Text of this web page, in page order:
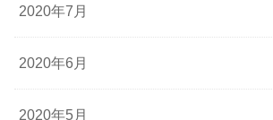
2020年7月
2020年6月
2020年5月